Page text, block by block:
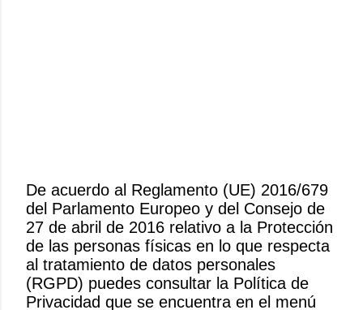
P
u
b
l
i
c
De acuerdo al Reglamento (UE) 2016/679
del Parlamento Europeo y del Consejo de
27 de abril de 2016 relativo a la Protección
de las personas físicas en lo que respecta
al tratamiento de datos personales
(RGPD) puedes consultar la Política de
Privacidad que se encuentra en el menú